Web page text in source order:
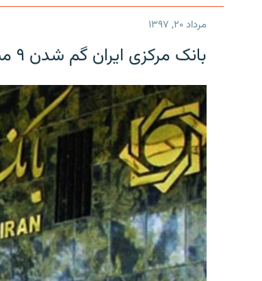
مرداد ۲۰, ۱۳۹۷
بانک مرکزی ایران گم شدن ۹ میلیارد دلار را تکذیب کرد